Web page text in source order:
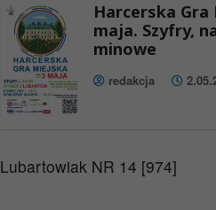
Harcerska
maja. Szyfry,
minowe
redakcja
Lubartowiak NR 14 [974]